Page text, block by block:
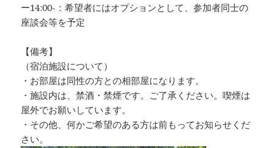
ー14:00-：希望者にはオプションとして、参加者同士の
座談会等を予定
【備考】
（宿泊施設について）
・お部屋は同性の方との相部屋になります。
・施設内は、禁酒・禁煙です。ご了承ください。喫煙は
屋外でお願いしています。
・その他、何かご希望のある方は前もってお知らせくだ
さい。